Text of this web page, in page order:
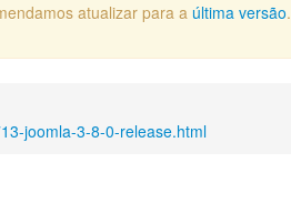
atualizar para a última versão
joomla-3-8-0-release.html